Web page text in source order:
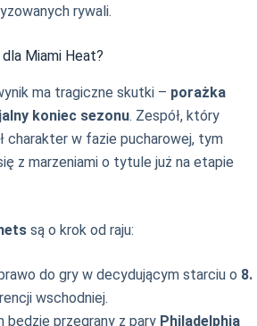
rywali.
Miami Heat?
ma tragiczne skutki – porażka
koniec sezonu. Zespół, który
charakter w fazie pucharowej, tym
z marzeniami o tytule już na etapie
są o krok od raju:
do gry w decydującym starciu o 8.
wschodniej.
będzie przegrany z pary Philadelphia